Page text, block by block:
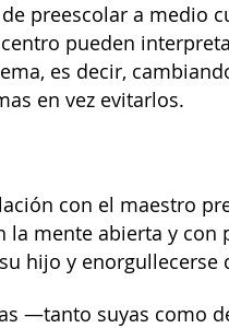
preescolar a medio
pueden
es decir,
en vez evitarlos.
con el maestro
la mente abierta y
hijo y enorgullecerse
—tanto suyas como